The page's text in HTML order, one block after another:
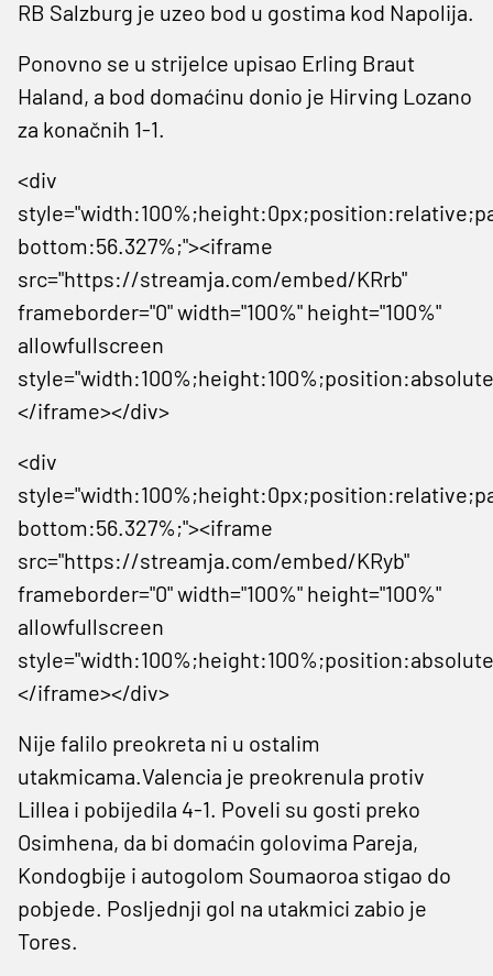
RB Salzburg je uzeo bod u gostima kod Napolija.
Ponovno se u strijelce upisao Erling Braut
Haland, a bod domaćinu donio je Hirving Lozano
za konačnih 1-1.
<div
bottom:56.327%;"><iframe
src="https://streamja.com/embed/KRrb"
frameborder="0" width="100%" height="100%"
allowfullscreen
</iframe></div>
<div
bottom:56.327%;"><iframe
src="https://streamja.com/embed/KRyb"
frameborder="0" width="100%" height="100%"
allowfullscreen
</iframe></div>
Nije falilo preokreta ni u ostalim
utakmicama.Valencia je preokrenula protiv
Lillea i pobijedila 4-1. Poveli su gosti preko
Osimhena, da bi domaćin golovima Pareja,
Kondogbije i autogolom Soumaoroa stigao do
pobjede. Posljednji gol na utakmici zabio je
Tores.